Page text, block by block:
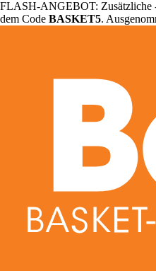
FLASH-ANGEBOT: Zusätzliche
dem Code BASKET5.